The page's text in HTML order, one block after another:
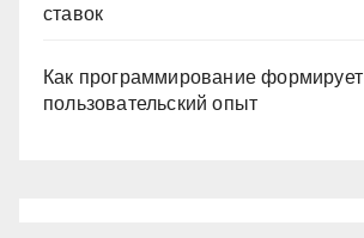
ставок
Как программирование формирует
пользовательский опыт